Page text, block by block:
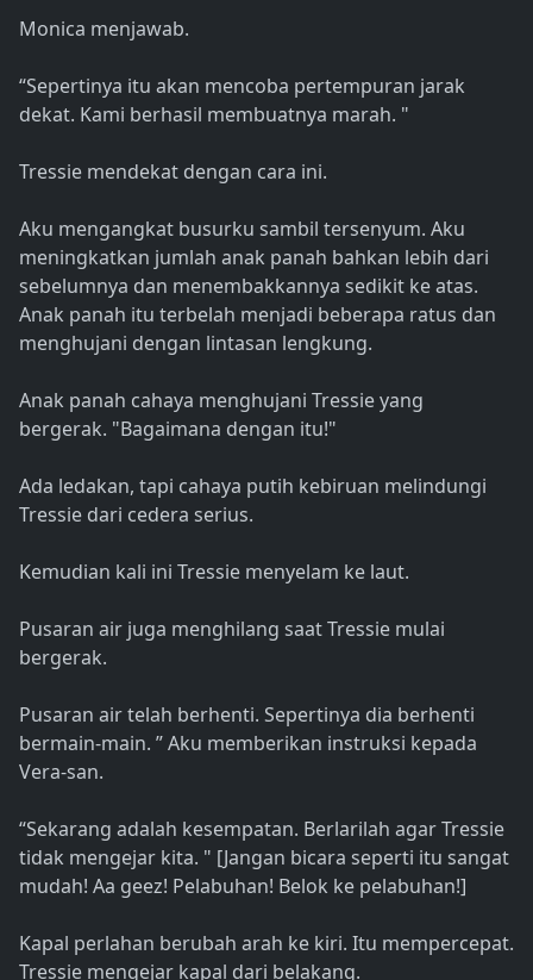
Monica menjawab.
“Sepertinya itu akan mencoba pertempuran jarak
dekat. Kami berhasil membuatnya marah. "
Tressie mendekat dengan cara ini.
Aku mengangkat busurku sambil tersenyum. Aku
meningkatkan jumlah anak panah bahkan lebih dari
sebelumnya dan menembakkannya sedikit ke atas.
Anak panah itu terbelah menjadi beberapa ratus dan
menghujani dengan lintasan lengkung.
Anak panah cahaya menghujani Tressie yang
bergerak. "Bagaimana dengan itu!"
Ada ledakan, tapi cahaya putih kebiruan melindungi
Tressie dari cedera serius.
Kemudian kali ini Tressie menyelam ke laut.
Pusaran air juga menghilang saat Tressie mulai
bergerak.
Pusaran air telah berhenti. Sepertinya dia berhenti
bermain-main. ” Aku memberikan instruksi kepada
Vera-san.
“Sekarang adalah kesempatan. Berlarilah agar Tressie
tidak mengejar kita. " [Jangan bicara seperti itu sangat
mudah! Aa geez! Pelabuhan! Belok ke pelabuhan!]
Kapal perlahan berubah arah ke kiri. Itu mempercepat.
Tressie mengejar kapal dari belakang.